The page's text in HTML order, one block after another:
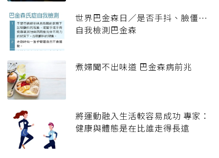
世界巴金森日／是否手抖、臉僵…
自我檢測巴金森
煮婦聞不出味道 巴金森病前兆
將運動融入生活較容易成功 專家：
健康與體態是在比誰走得長遠